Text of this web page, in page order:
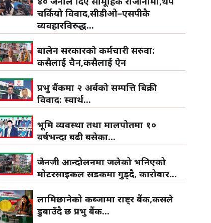
चर्कियो विवाद,सीडीओ–एसपीकै
व्यवहारविरुद्ध...
बालेन सरकारको कर्मचारी सरुवा:
कसैलाई चैन,कसैलाई ऐन
प्रभु बैंकमा २ अर्बको सम्पत्ति बिक्री
विवाद: स्वार्थ...
भूमि व्यवस्था तथा मालपोतमा १०
वर्षभन्दा बढी बसेका...
जेनजी आन्दोलनमा जलेको भनिएको
मोटरसाइकल सडकमा गुड्दै, कारोबार...
लामिछानेको कब्जामा राष्ट्र बैंक,कसले
डुबाउँदै छ प्रभु बैंक...